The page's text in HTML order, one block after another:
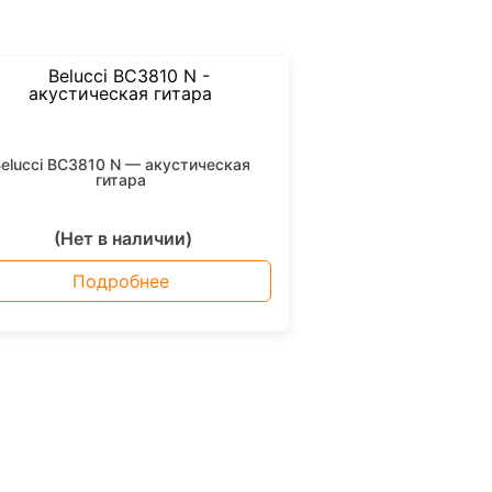
BC3810 N — акустическая
гитара
(Нет в наличии)
Подробнее